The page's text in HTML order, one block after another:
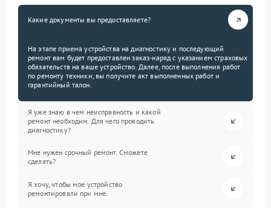
Какие документы вы предоставляете?
На этапе приема устройства на диагностику и последующий
ремонт вам будет предоставлен заказ-наряд с указанием страховых
обязательств на ваше устройство. Далее, после выполнения работ
по ремонту техники, вы получите акт выполненных работ и
гарантийный талон.
Я уже знаю в чем неисправность и какой
ремонт необходим. Для чего проводить
диагностику?
Мне нужен срочный ремонт. Сможете
сделать?
Я хочу, чтобы мое устройство
ремонтировали при мне.